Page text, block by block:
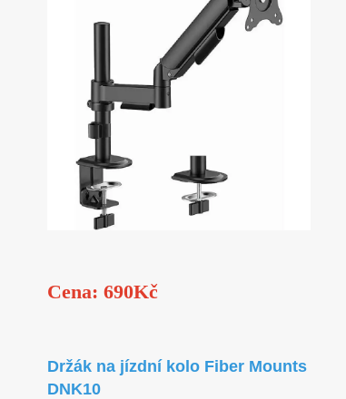
Cena: 690Kč
Držák na jízdní kolo Fiber Mounts
DNK10